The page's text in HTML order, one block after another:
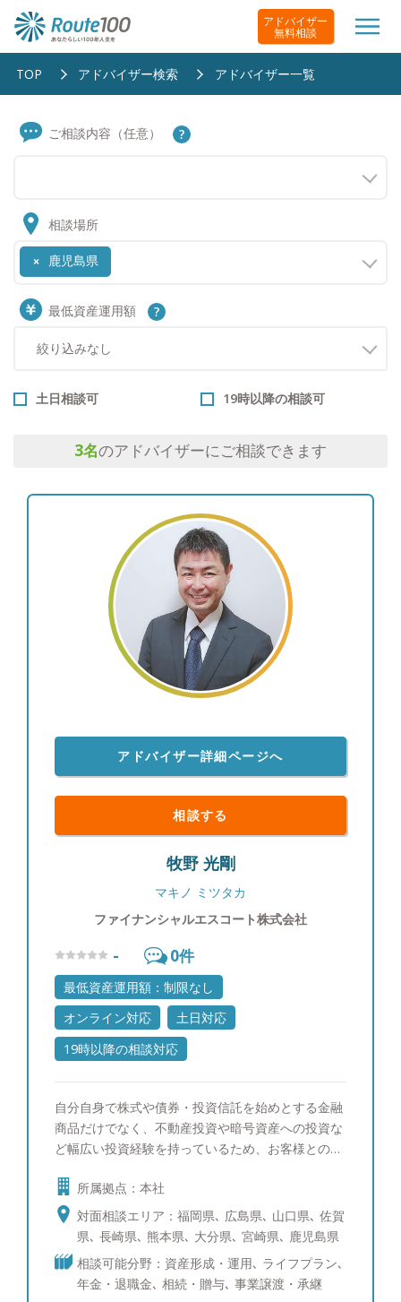
アドバイザー
無料相談
TOP アドバイザー検索 アドバイザー一覧
ご相談内容（任意）
相談場所
× 鹿児島県
最低資産運用額
土日相談可 19時以降の相談可
3名のアドバイザーにご相談できます
アドバイザー詳細ページへ
相談する
牧野 光剛
マキノ ミツタカ
ファイナンシャルエスコート株式会社
- 0件
最低資産運用額：制限なし
オンライン対応
土日対応
19時以降の相談対応
自分自身で株式や債券・投資信託を始めとする金融
商品だけでなく、不動産投資や暗号資産への投資な
ど幅広い投資経験を持っているため、お客様とのヒ
案を行っている。 またセミナーやご相談は常にお
客様目線での対応に多くの方から好評を頂いてい
る。 モットーは販売側の都合に左右されないお客
様の資産拡大にコミットメントする運用提案。 趣
味はF1観戦を筆頭にモータースポーツ全般と各地へ
の旅行、グルメ。
所属拠点：本社
対面相談エリア：福岡県､ 広島県､ 山口県､ 佐賀
県､ 長崎県､ 熊本県､ 大分県､ 宮崎県､ 鹿児島県
相談可能分野：資産形成・運用､ ライフプラン､
年金・退職金､ 相続・贈与､ 事業譲渡・承継